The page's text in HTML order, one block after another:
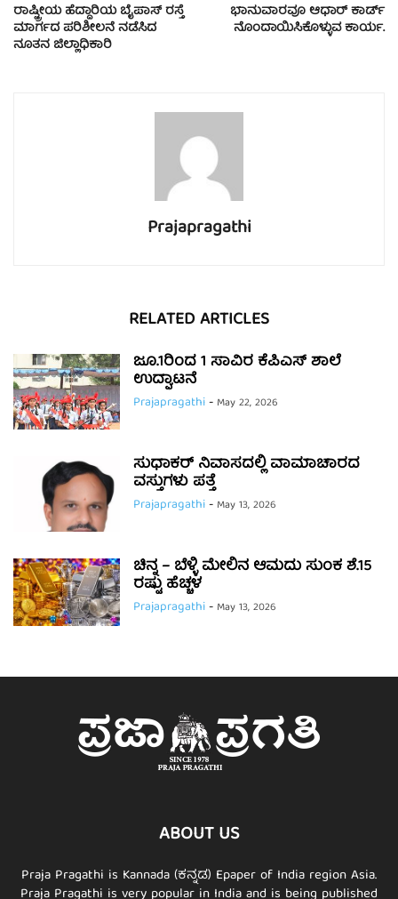
ರಾಷ್ಟ್ರೀಯ ಹೆದ್ದಾರಿಯ ಬೈಪಾಸ್ ರಸ್ತೆ
ಮಾರ್ಗದ ಪರಿಶೀಲನೆ ನಡೆಸಿದ
ನೂತನ ಜಿಲ್ಲಾಧಿಕಾರಿ
ಭಾನುವಾರವೂ ಆಧಾರ್ ಕಾರ್ಡ್
ನೊಂದಾಯಿಸಿಕೊಳ್ಳುವ ಕಾರ್ಯ.
Prajapragathi
RELATED ARTICLES
ಜೂ.1ರಿಂದ 1 ಸಾವಿರ ಕೆಪಿಎಸ್ ಶಾಲೆ
ಉದ್ಘಾಟನೆ
Prajapragathi- May 22, 2026
ಸುಧಾಕರ್ ನಿವಾಸದಲ್ಲಿ ವಾಮಾಚಾರದ
ವಸ್ತುಗಳು ಪತ್ತೆ
Prajapragathi- May 13, 2026
ಚಿನ್ನ – ಬೆಳ್ಳಿ ಮೇಲಿನ ಆಮದು ಸುಂಕ ಶೆ.15
ರಷ್ಟು ಹೆಚ್ಚಳ
Prajapragathi- May 13, 2026
ABOUT US
Praja Pragathi is Kannada (ಕನ್ನಡ) Epaper of India region Asia.